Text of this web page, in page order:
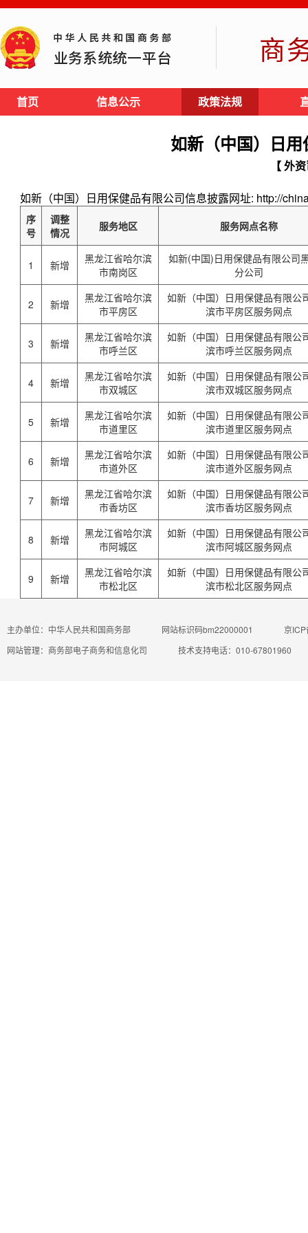
商
首页 信息公示 政策法规
如新（中国）日
【 外
如新（中国）日用保健品有限公司信息披露网址: http://
序
号
调整
情况
服务地区 服务网点名称
1 新增
黑龙江省哈尔滨
市南岗区
如新(中国)日用保健品有限公司
分公司
2 新增
黑龙江省哈尔滨
市平房区
如新（中国）日用保健品有限公
滨市平房区服务网点
3 新增
黑龙江省哈尔滨
市呼兰区
如新（中国）日用保健品有限公
滨市呼兰区服务网点
4 新增
黑龙江省哈尔滨
市双城区
如新（中国）日用保健品有限公
滨市双城区服务网点
5 新增
黑龙江省哈尔滨
市道里区
如新（中国）日用保健品有限公
滨市道里区服务网点
6 新增
黑龙江省哈尔滨
市道外区
如新（中国）日用保健品有限公
滨市道外区服务网点
7 新增
黑龙江省哈尔滨
市香坊区
如新（中国）日用保健品有限公
滨市香坊区服务网点
8 新增
黑龙江省哈尔滨
市阿城区
如新（中国）日用保健品有限公
滨市阿城区服务网点
9 新增
黑龙江省哈尔滨
市松北区
如新（中国）日用保健品有限公
滨市松北区服务网点
主办单位：中华人民共和国商务部 网站标识码bm22000001
京
网站管理：商务部电子商务和信息化司
技术支持电话：010-67801960